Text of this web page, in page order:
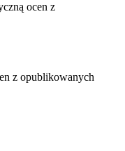
ocen z
z opublikowanych